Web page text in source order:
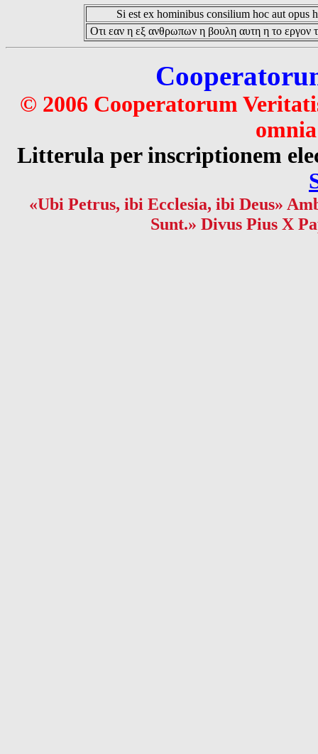
Si est ex hominibus consilium hoc aut opus
Οτι εαν η εξ ανθρωπων η βουλη αυτη η το εργον
© 2006 Cooperatorum
Litterula per inscriptionem
«Ubi Petrus, ibi Ecclesia, ibi Deus»
Sunt.» Divus Pius X